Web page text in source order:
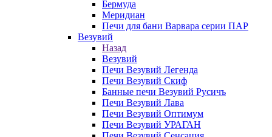
Бермуда
Меридиан
Печи для бани Варвара серии ПАР
Везувий
Назад
Везувий
Печи Везувий Легенда
Печи Везувий Скиф
Банные печи Везувий Русичъ
Печи Везувий Лава
Печи Везувий Оптимум
Печи Везувий УРАГАН